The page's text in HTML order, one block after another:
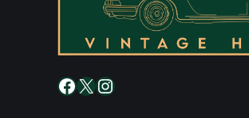
Facebook
X Instagram